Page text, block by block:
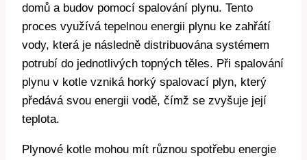
domů a budov pomocí spalování plynu. Tento
proces využívá tepelnou energii plynu ke zahřátí
vody, která je následně distribuována systémem
potrubí do jednotlivých topných těles. Při spalování
plynu v kotle vzniká horký spalovací plyn, který
předává svou energii vodě, čímž se zvyšuje její
teplota.
Plynové kotle mohou mít různou spotřebu energie